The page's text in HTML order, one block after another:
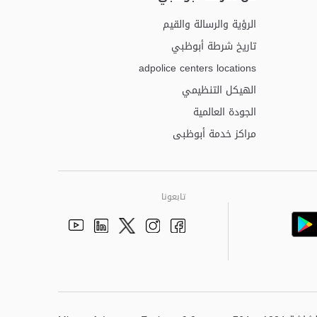
الرؤية والرسالة والقيم
تاريخ شرطة أبوظبي
adpolice centers locations
الهيكل التنظيمي
الجودة العالمية
مراكز خدمة أبوظبى
تابعونا
Facebook
Instagram
Twitter
Linkedin
Youtube